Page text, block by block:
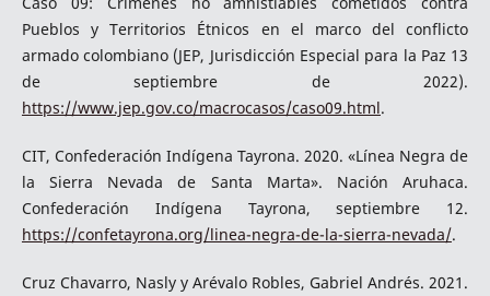
Pueblos y Territorios Étnicos en el marco del conflicto
armado colombiano (JEP, Jurisdicción Especial para la Paz 13
de septiembre de 2022).
https://www.jep.gov.co/macrocasos/caso09.html.
CIT, Confederación Indígena Tayrona. 2020. «Línea Negra de
la Sierra Nevada de Santa Marta». Nación Aruhaca.
Confederación Indígena Tayrona, septiembre 12.
https://confetayrona.org/linea-negra-de-la-sierra-nevada/.
Cruz Chavarro, Nasly y Arévalo Robles, Gabriel Andrés. 2021.